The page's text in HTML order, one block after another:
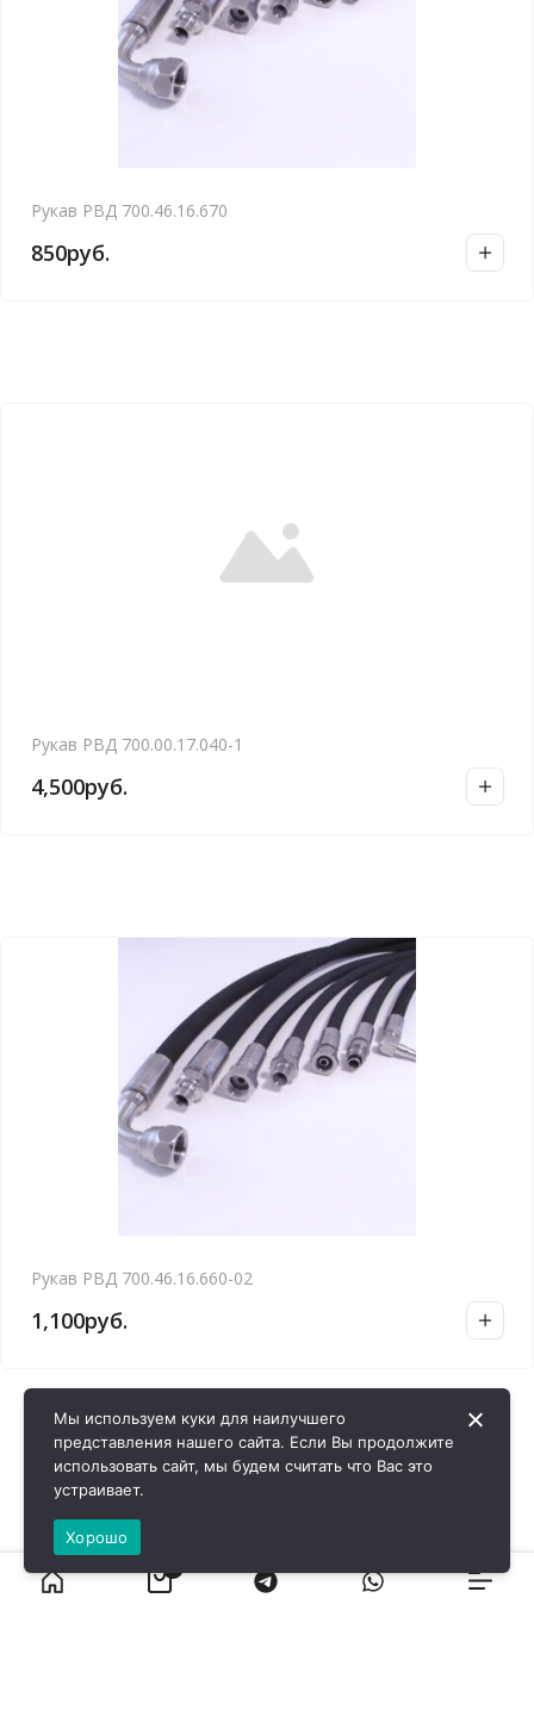
Рукав РВД 700.46.16.670
850руб.
Рукав РВД 700.00.17.040-1
4,500руб.
Рукав РВД 700.46.16.660-02
1,100руб.
Мы используем куки для наилучшего
представления нашего сайта. Если Вы продолжите
использовать сайт, мы будем считать что Вас это
устраивает.
Хорошо